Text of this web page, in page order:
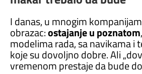
I danas, u mnogim
obrazac:ostajanje u poznatom
modelima rada, sa navikama i
koje su dovoljno dobre. Ali
vremenom prestaje da bude